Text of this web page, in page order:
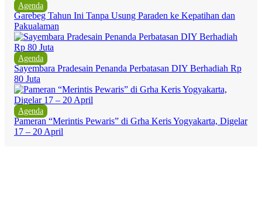
Agenda
Garebeg Tahun Ini Tanpa Usung Paraden ke Kepatihan dan
Pakualaman
Agenda
Sayembara Pradesain Penanda Perbatasan DIY Berhadiah Rp
80 Juta
Agenda
Pameran “Merintis Pewaris” di Grha Keris Yogyakarta, Digelar
17 – 20 April